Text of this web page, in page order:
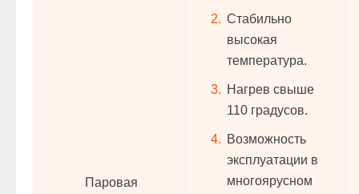
Паровая
Стабильно
высокая
температура.
Нагрев свыше
110 градусов.
Возможность
эксплуатации в
многоярусном